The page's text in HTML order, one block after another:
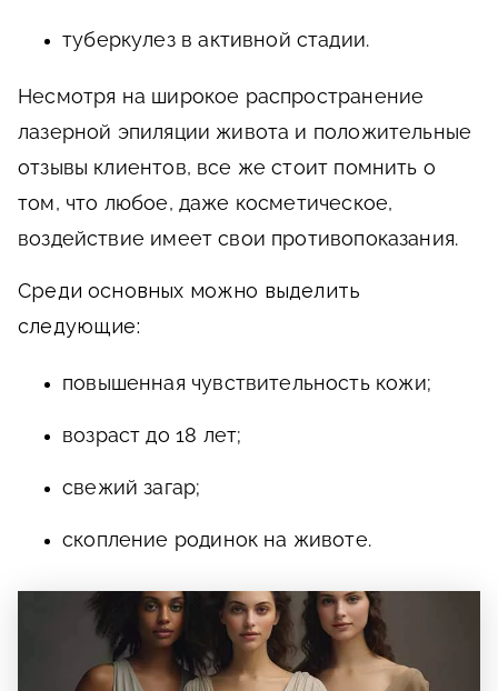
туберкулез в активной стадии.
Несмотря на широкое распространение
лазерной эпиляции живота и положительные
отзывы клиентов, все же стоит помнить о
том, что любое, даже косметическое,
воздействие имеет свои противопоказания.
Среди основных можно выделить
следующие:
повышенная чувствительность кожи;
возраст до 18 лет;
свежий загар;
скопление родинок на животе.